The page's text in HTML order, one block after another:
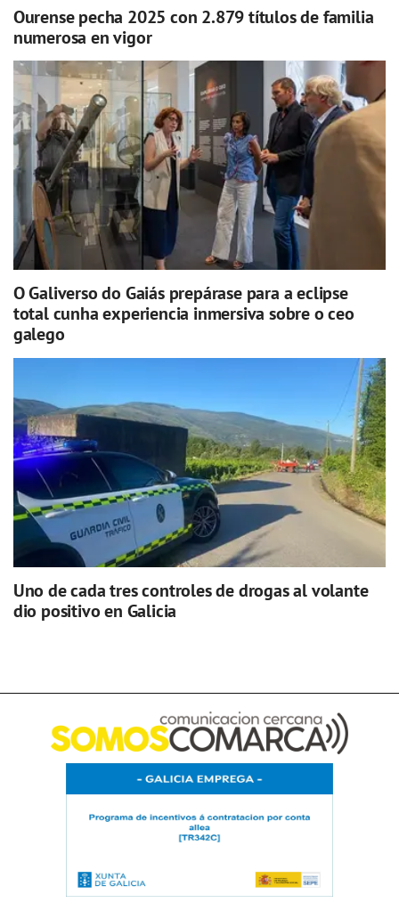
Ourense pecha 2025 con 2.879 títulos de familia
numerosa en vigor
O Galiverso do Gaiás prepárase para a eclipse
total cunha experiencia inmersiva sobre o ceo
galego
Uno de cada tres controles de drogas al volante
dio positivo en Galicia